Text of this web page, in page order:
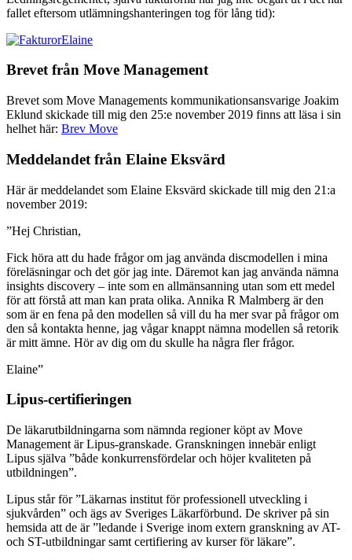
fallet eftersom utlämningshanteringen tog för lång tid):
Brevet från Move Management
Brevet som Move Managements kommunikationsansvarige Joakim
Eklund skickade till mig den 25:e november 2019 finns att läsa i sin
helhet här: Brev Move
Meddelandet från Elaine Eksvärd
Här är meddelandet som Elaine Eksvärd skickade till mig den 21:a
november 2019:
”Hej Christian,
Fick höra att du hade frågor om jag använda discmodellen i mina
föreläsningar och det gör jag inte. Däremot kan jag använda nämna
insights discovery – inte som en allmänsanning utan som ett medel
för att förstå att man kan prata olika. Annika R Malmberg är den
som är en fena på den modellen så vill du ha mer svar på frågor om
den så kontakta henne, jag vågar knappt nämna modellen så retorik
är mitt ämne. Hör av dig om du skulle ha några fler frågor.
Elaine”
Lipus-certifieringen
De läkarutbildningarna som nämnda regioner köpt av Move
Management är Lipus-granskade. Granskningen innebär enligt
Lipus själva ”både konkurrensfördelar och höjer kvaliteten på
utbildningen”.
Lipus står för ”Läkarnas institut för professionell utveckling i
sjukvården” och ägs av Sveriges Läkarförbund. De skriver på sin
hemsida att de är ”ledande i Sverige inom extern granskning av AT-
och ST-utbildningar samt certifiering av kurser för läkare”.